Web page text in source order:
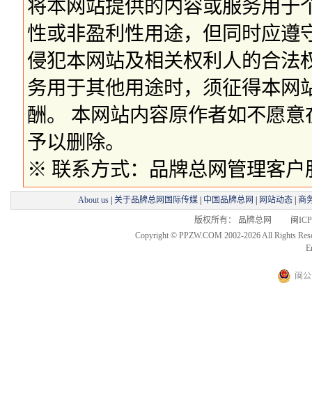
将本网站提供的内容或服务用于
性或非盈利性用途，但同时应遵
侵犯本网站及相关权利人的合法
务用于其他用途时，须征得本网
酬。 本网站内容原作者如不愿
予以删除。
※ 联系方式：品牌总网管理客户
About us 关于品牌总网国际传媒 中国品牌总网 网站动态 商
版权所有： 品牌总网 闽ICP
Copyright © PPZW.COM 2002-2026 All Rights
闽